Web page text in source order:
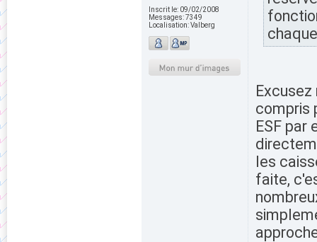
Inscrit le: 09/02/2008
Messages:7349
Localisation:Valberg
compris
ESF par
les
faite,